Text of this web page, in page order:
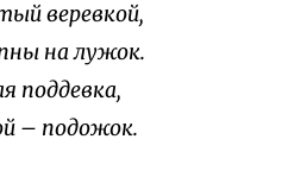
веревкой,
на лужок.
поддевка,
– подожок.